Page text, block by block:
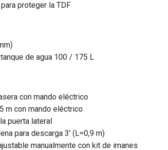
proteger la TDF
de agua 100 / 175 L
con mando eléctrico
m con mando eléctrico
puerta lateral
para descarga 3' (L=0,9 m)
manualmente con kit de imanes